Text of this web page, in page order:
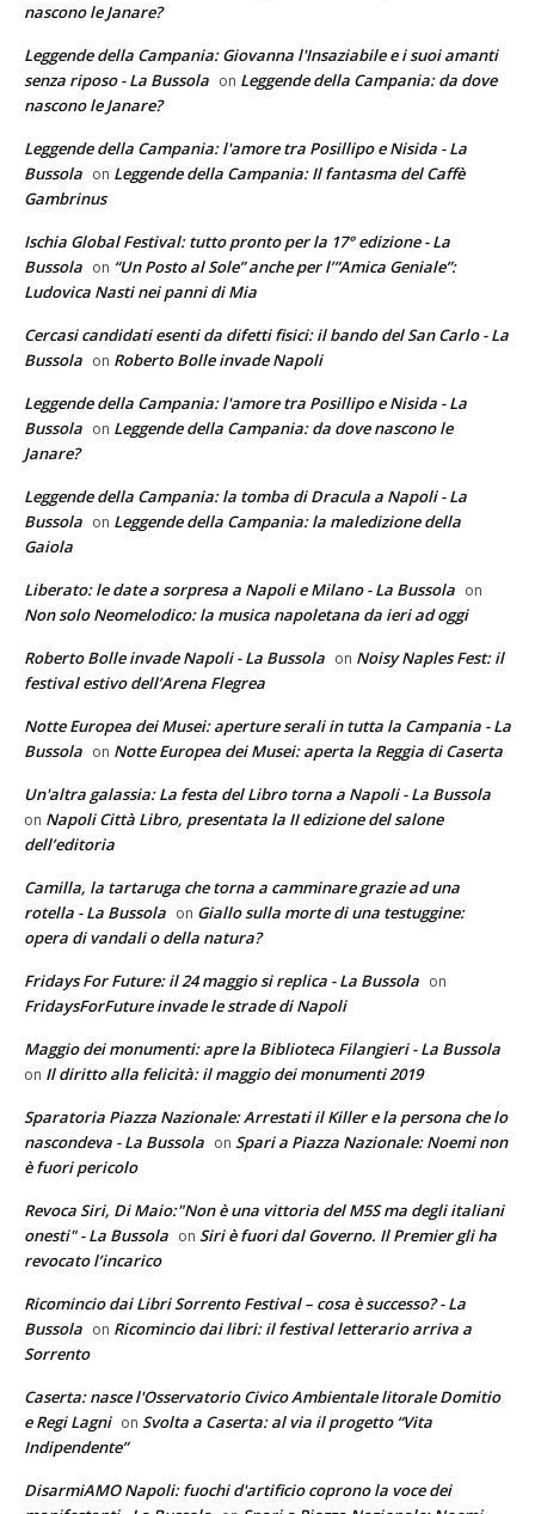
nascono le Janare?
Leggende della Campania: Giovanna l'Insaziabile e i suoi amanti
senza riposo - La Bussola on Leggende della Campania: da dove
nascono le Janare?
Leggende della Campania: l'amore tra Posillipo e Nisida - La
Bussola on Leggende della Campania: Il fantasma del Caffè
Gambrinus
Ischia Global Festival: tutto pronto per la 17° edizione - La
Bussola on “Un Posto al Sole” anche per l’”Amica Geniale”:
Ludovica Nasti nei panni di Mia
Cercasi candidati esenti da difetti fisici: il bando del San Carlo - La
Bussola on Roberto Bolle invade Napoli
Leggende della Campania: l'amore tra Posillipo e Nisida - La
Bussola on Leggende della Campania: da dove nascono le
Janare?
Leggende della Campania: la tomba di Dracula a Napoli - La
Bussola on Leggende della Campania: la maledizione della
Gaiola
Liberato: le date a sorpresa a Napoli e Milano - La Bussola on
Non solo Neomelodico: la musica napoletana da ieri ad oggi
Roberto Bolle invade Napoli - La Bussola on Noisy Naples Fest: il
festival estivo dell’Arena Flegrea
Notte Europea dei Musei: aperture serali in tutta la Campania - La
Bussola on Notte Europea dei Musei: aperta la Reggia di Caserta
Un'altra galassia: La festa del Libro torna a Napoli - La Bussola
on Napoli Città Libro, presentata la II edizione del salone
dell’editoria
Camilla, la tartaruga che torna a camminare grazie ad una
rotella - La Bussola on Giallo sulla morte di una testuggine:
opera di vandali o della natura?
Fridays For Future: il 24 maggio si replica - La Bussola on
FridaysForFuture invade le strade di Napoli
Maggio dei monumenti: apre la Biblioteca Filangieri - La Bussola
on Il diritto alla felicità: il maggio dei monumenti 2019
Sparatoria Piazza Nazionale: Arrestati il Killer e la persona che lo
nascondeva - La Bussola on Spari a Piazza Nazionale: Noemi non
è fuori pericolo
Revoca Siri, Di Maio:"Non è una vittoria del M5S ma degli italiani
onesti" - La Bussola on Siri è fuori dal Governo. Il Premier gli ha
revocato l’incarico
Ricomincio dai Libri Sorrento Festival – cosa è successo? - La
Bussola on Ricomincio dai libri: il festival letterario arriva a
Sorrento
Caserta: nasce l'Osservatorio Civico Ambientale litorale Domitio
e Regi Lagni on Svolta a Caserta: al via il progetto “Vita
Indipendente”
DisarmiAMO Napoli: fuochi d'artificio coprono la voce dei